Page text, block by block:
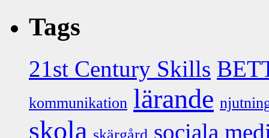
Tags
21st Century Skills
kommunikation lärande
skola skärgård sociala